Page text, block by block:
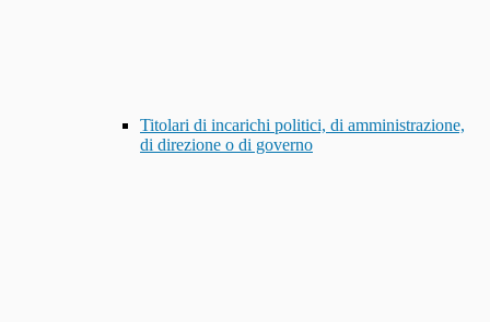
Titolari di incarichi politici, di amministrazione,
di direzione o di governo